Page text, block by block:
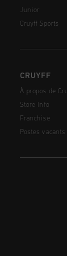
Junior
Cruyff Sports
CRUYFF
À propos de
Store Info
Franchise
Postes vacants